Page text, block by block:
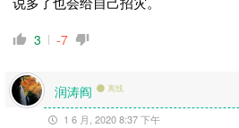
3 -7
润涛阎 离线
1 6 月, 2020 8:37 下午